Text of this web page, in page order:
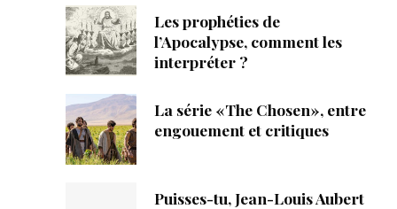
d'adresse
Les prophéties de
l’Apocalypse, comment les
interpréter ?
La série «The Chosen», entre
engouement et critiques
Puisses-tu, Jean-Louis Aubert